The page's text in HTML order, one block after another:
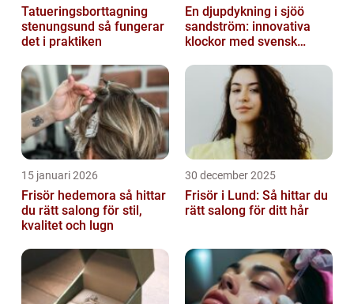
Tatueringsborttagning
stenungsund så fungerar
det i praktiken
En djupdykning i sjöö
sandström: innovativa
klockor med svensk
15 januari 2026
Frisör hedemora så hittar
du rätt salong för stil,
kvalitet och lugn
30 december 2025
Frisör i Lund: Så hittar du
rätt salong för ditt hår